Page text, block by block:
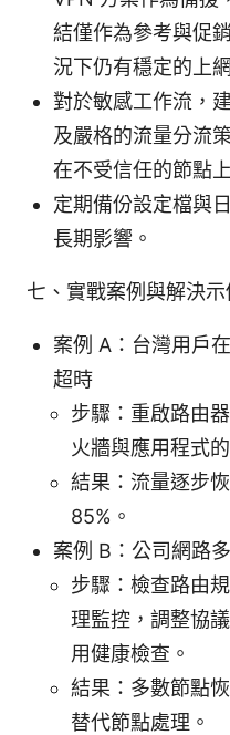
結僅作為參考與促
況下仍有穩定的上
對於敏感工作流，
及嚴格的流量分流
在不受信任的節點
定期備份設定檔與
長期影響。
七、實戰案例與解決示
案例 A：台灣用戶
超時
步驟：重啟路由
火牆與應用程式
結果：流量逐步
85%。
案例 B：公司網路
步驟：檢查路由
理監控，調整協
用健康檢查。
結果：多數節點
替代節點處理。